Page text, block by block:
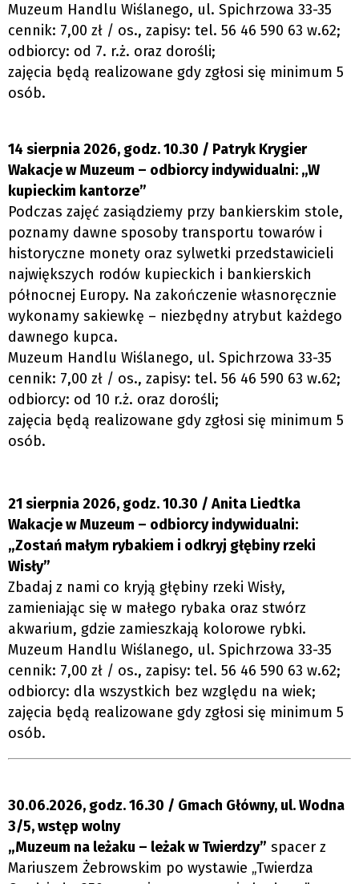
Muzeum Handlu Wiślanego, ul. Spichrzowa 33-35
cennik: 7,00 zł / os., zapisy: tel. 56 46 590 63 w.62;
odbiorcy: od 7. r.ż. oraz dorośli;
zajęcia będą realizowane gdy zgłosi się minimum 5
osób.
14 sierpnia 2026, godz. 10.30 / Patryk Krygier
Wakacje w Muzeum – odbiorcy indywidualni: „W
kupieckim kantorze”
Podczas zajęć zasiądziemy przy bankierskim stole,
poznamy dawne sposoby transportu towarów i
historyczne monety oraz sylwetki przedstawicieli
największych rodów kupieckich i bankierskich
północnej Europy. Na zakończenie własnoręcznie
wykonamy sakiewkę – niezbędny atrybut każdego
dawnego kupca.
Muzeum Handlu Wiślanego, ul. Spichrzowa 33-35
cennik: 7,00 zł / os., zapisy: tel. 56 46 590 63 w.62;
odbiorcy: od 10 r.ż. oraz dorośli;
zajęcia będą realizowane gdy zgłosi się minimum 5
osób.
21 sierpnia 2026, godz. 10.30 / Anita Liedtka
Wakacje w Muzeum – odbiorcy indywidualni:
„Zostań małym rybakiem i odkryj głębiny rzeki
Wisły”
Zbadaj z nami co kryją głębiny rzeki Wisły,
zamieniając się w małego rybaka oraz stwórz
akwarium, gdzie zamieszkają kolorowe rybki.
Muzeum Handlu Wiślanego, ul. Spichrzowa 33-35
cennik: 7,00 zł / os., zapisy: tel. 56 46 590 63 w.62;
odbiorcy: dla wszystkich bez względu na wiek;
zajęcia będą realizowane gdy zgłosi się minimum 5
osób.
30.06.2026, godz. 16.30 / Gmach Główny, ul. Wodna
3/5, wstęp wolny
„Muzeum na leżaku – leżak w Twierdzy” spacer z
Mariuszem Żebrowskim po wystawie „Twierdza